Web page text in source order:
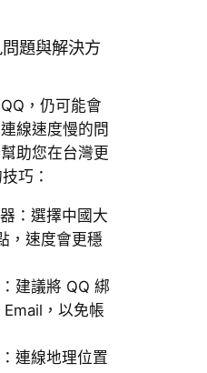
題與解決方
，仍可能會
線速度慢的問
助您在台灣更
巧：
：選擇中國大
，速度會更穩
建議將 QQ 綁
，以免帳
連線地理位置